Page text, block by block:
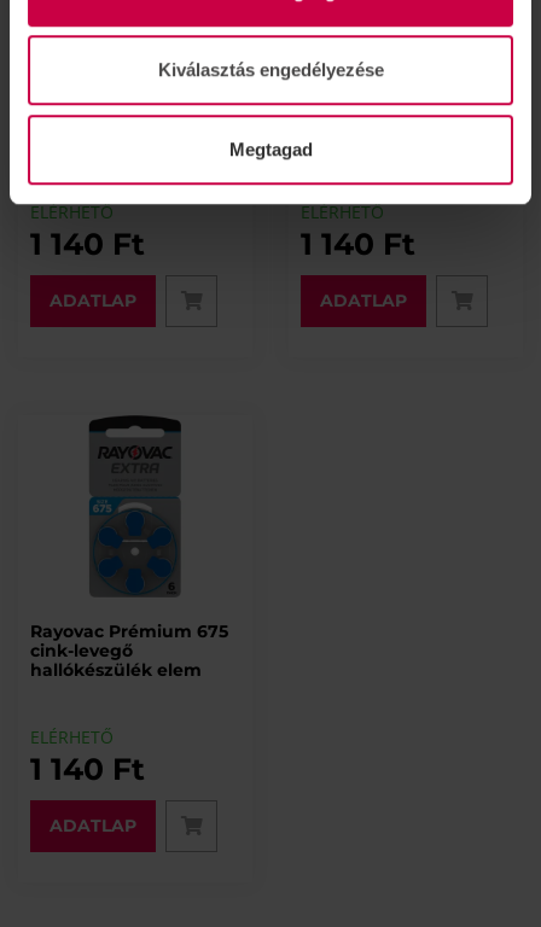
Kiválasztás engedélyezése
Megtagad
Rayovac Prémium 10
hallókészülék elem
ELÉRHETŐ
1 140 Ft
ADATLAP
Rayovac Prémium 312
hallókészülék elem
ELÉRHETŐ
1 140 Ft
ADATLAP
Rayovac Prémium 675
cink-levegő
hallókészülék elem
ELÉRHETŐ
1 140 Ft
ADATLAP